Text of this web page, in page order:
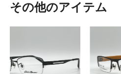
その他のアイテム